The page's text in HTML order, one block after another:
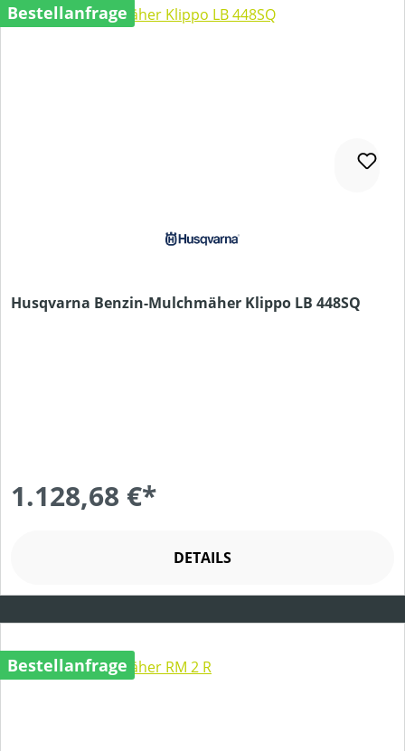
Bestellanfrage
Husqvarna Benzin-Mulchmäher Klippo LB 448SQ
1.128,68 €*
DETAILS
Bestellanfrage